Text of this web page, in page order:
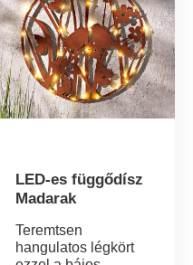
LED-es függődísz
Madarak
Teremtsen
hangulatos légkört